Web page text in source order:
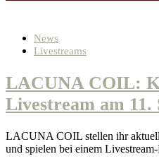
News
Livestreams
LACUNA COIL:
Livestream am 11.
LACUNA COIL stellen ihr
und spielen bei einem